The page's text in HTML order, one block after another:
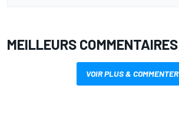
MEILLEURS COMMENTAIRES
VOIR PLUS & COMMENTER